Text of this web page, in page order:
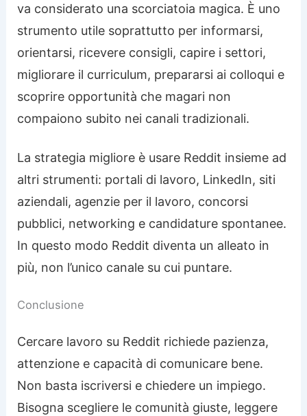
va considerato una scorciatoia magica. È uno
strumento utile soprattutto per informarsi,
orientarsi, ricevere consigli, capire i settori,
migliorare il curriculum, prepararsi ai colloqui e
scoprire opportunità che magari non
compaiono subito nei canali tradizionali.
La strategia migliore è usare Reddit insieme ad
altri strumenti: portali di lavoro, LinkedIn, siti
aziendali, agenzie per il lavoro, concorsi
pubblici, networking e candidature spontanee.
In questo modo Reddit diventa un alleato in
più, non l’unico canale su cui puntare.
Conclusione
Cercare lavoro su Reddit richiede pazienza,
attenzione e capacità di comunicare bene.
Non basta iscriversi e chiedere un impiego.
Bisogna scegliere le comunità giuste, leggere